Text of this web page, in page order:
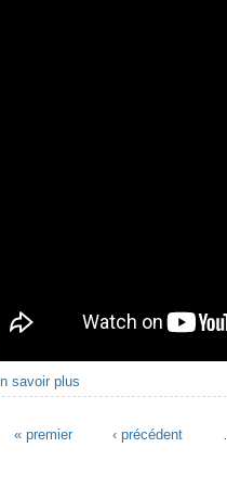
savoir plus
« premier ‹ précédent